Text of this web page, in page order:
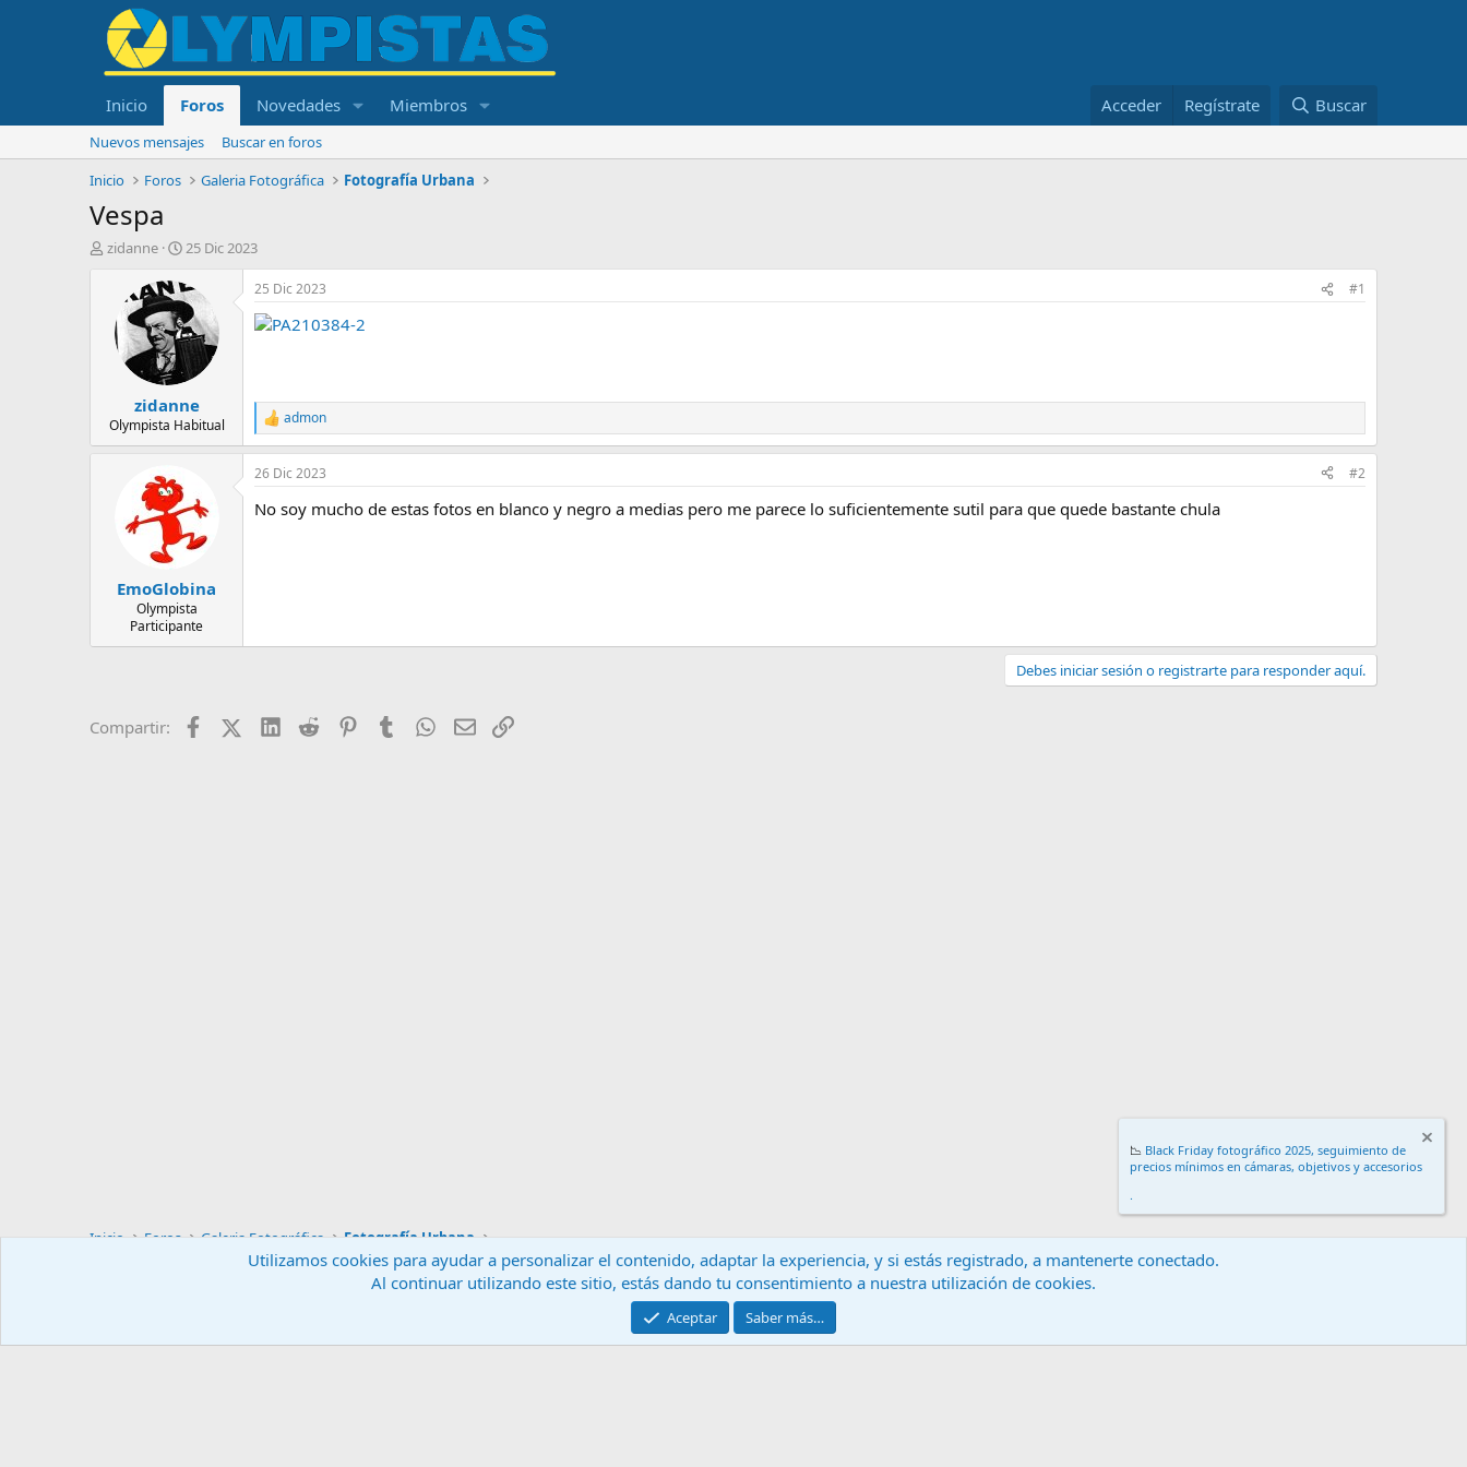
Inicio Foros Novedades Miembros Acceder Regístrate Buscar
Nuevos mensajes
Buscar en foros
Inicio
Foros Galeria Fotográfica Fotografía Urbana
Vespa
I
d
e
zidanne
F
c
h
a
d
e
i
n
i
c
25 Dic 2023
zidanne
Olympista Habitual
25 Dic 2023 #1
R
e
a
c
i
admon
EmoGlobina
Olympista
Participante
26 Dic 2023 #2
No soy mucho de estas fotos en blanco y negro a medias pero me parece lo suficientemente sutil para que quede bastante chula
Debes iniciar sesión o registrarte para responder aquí.
Compartir: FacebookX (Twitter)
LinkedIn
Reddit PinterestTumblrWhatsApp
EmailEnlace
Inicio Foros Galeria Fotográfica Fotografía Urbana
Contáctanos Términos y reglas
Community platform by XenForo® © 2010-2024 XenForo Ltd.
📉 Black Friday fotográfico 2025, seguimiento de
precios mínimos en cámaras, objetivos y accesorios
.
Utilizamos cookies para ayudar a personalizar el contenido, adaptar la experiencia, y si estás registrado, a mantenerte conectado.
Al continuar utilizando este sitio, estás dando tu consentimiento a nuestra utilización de cookies.
Aceptar Saber más…